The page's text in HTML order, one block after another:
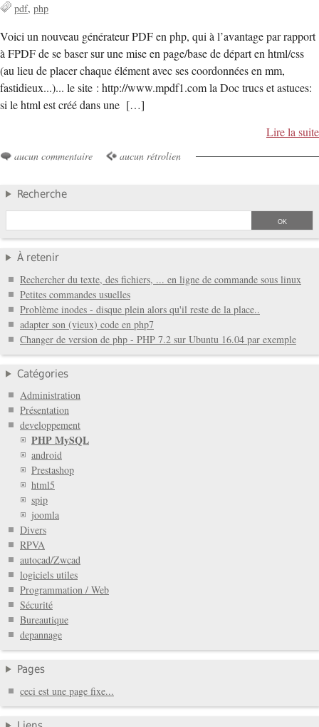
pdf php
Voici un nouveau générateur PDF en php, qui à l’avantage par rapport
à FPDF de se baser sur une mise en page/base de départ en html/css
(au lieu de placer chaque élément avec ses coordonnées en mm,
fastidieux...)... le site : http://www.mpdf1.com la Doc trucs et astuces:
si le html est créé dans une […]
Lire la suite
aucun commentaire aucun rétrolien
Recherche
À retenir
Rechercher du texte, des fichiers, ... en ligne de commande sous linux
Petites commandes usuelles
Problème inodes - disque plein alors qu'il reste de la place..
adapter son (vieux) code en php7
Changer de version de php - PHP 7.2 sur Ubuntu 16.04 par exemple
Catégories
Administration
Présentation
developpement
PHP MySQL
android
Prestashop
html5
spip
joomla
Divers
RPVA
autocad/Zwcad
logiciels utiles
Programmation / Web
Sécurité
Bureautique
depannage
Pages
ceci est une page fixe...